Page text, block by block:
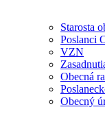
Starosta
Poslanci
VZN
Obecná
Obecný